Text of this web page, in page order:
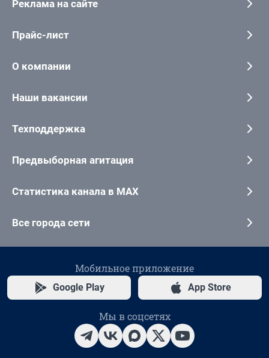
Реклама на сайте
Прайс-лист
О компании
Наши вакансии
Техподдержка
Предвыборная агитация
Статистика канала в MAX
Все города сети
Мобильное приложение
Google Play App Store
Мы в соцсетях